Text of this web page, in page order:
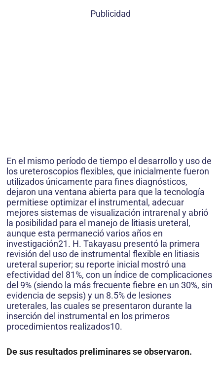
Publicidad
En el mismo período de tiempo el desarrollo y uso de
los ureteroscopios flexibles, que inicialmente fueron
utilizados únicamente para fines diagnósticos,
dejaron una ventana abierta para que la tecnología
permitiese optimizar el instrumental, adecuar
mejores sistemas de visualización intrarenal y abrió
la posibilidad para el manejo de litiasis ureteral,
aunque esta permaneció varios años en
investigación21. H. Takayasu presentó la primera
revisión del uso de instrumental flexible en litiasis
ureteral superior; su reporte inicial mostró una
efectividad del 81%, con un índice de complicaciones
del 9% (siendo la más frecuente fiebre en un 30%, sin
evidencia de sepsis) y un 8.5% de lesiones
ureterales, las cuales se presentaron durante la
inserción del instrumental en los primeros
procedimientos realizados10.
De sus resultados preliminares se observaron.